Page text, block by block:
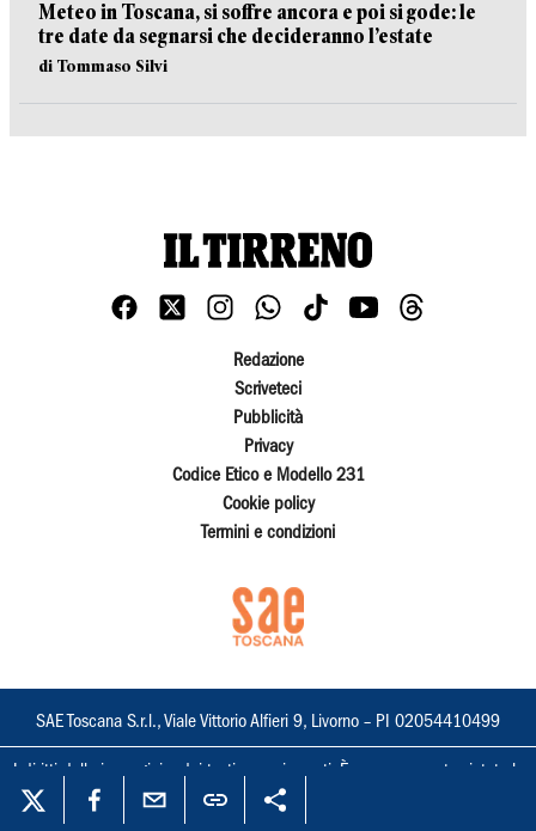
Meteo in Toscana, si soffre ancora e poi si gode: le
tre date da segnarsi che decideranno l’estate
di Tommaso Silvi
Redazione
Scriveteci
Pubblicità
Privacy
Codice Etico e Modello 231
Cookie policy
Termini e condizioni
SAE Toscana S.r.l., Viale Vittorio Alfieri 9, Livorno – PI 02054410499
I diritti delle immagini e dei testi sono riservati. È espressamente vietata la
loro riproduzione con qualsiasi mezzo e l'adattamento totale o parziale.